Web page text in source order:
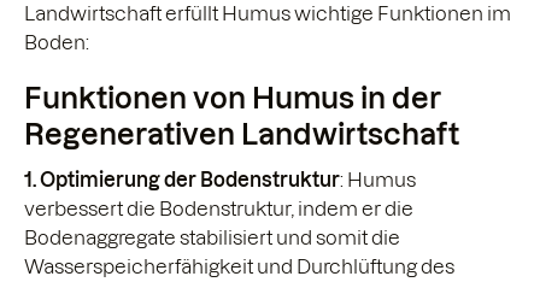
Landwirtschaft erfüllt Humus wichtige Funktionen im
Boden:
Funktionen von Humus in der
Regenerativen Landwirtschaft
1. Optimierung der Bodenstruktur: Humus
verbessert die Bodenstruktur, indem er die
Bodenaggregate stabilisiert und somit die
Wasserspeicherfähigkeit und Durchlüftung des